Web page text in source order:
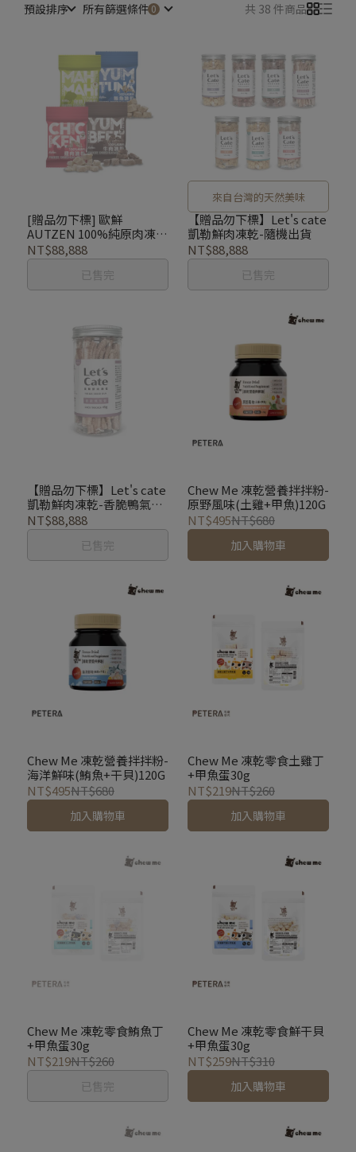
預設排序 所有篩選條件 共 38 件商品
[贈品勿下標] 歐鮮
AUTZEN 100%純原肉凍乾
(1包)口味隨機出貨
NT$88,888
已售完
來自台灣的天然美味
【贈品勿下標】Let's cate
凱勒鮮肉凍乾-隨機出貨
NT$88,888
已售完
【贈品勿下標】Let's cate
凱勒鮮肉凍乾-香脆鴨氣管
(數量有限贈完為止)
NT$88,888
已售完
Chew Me 凍乾營養拌拌粉-
原野風味(土雞+甲魚)120G
NT$495NT$680
加入購物車
Chew Me 凍乾營養拌拌粉-
海洋鮮味(鮪魚+干貝)120G
NT$495NT$680
加入購物車
Chew Me 凍乾零食土雞丁
+甲魚蛋30g
NT$219NT$260
加入購物車
Chew Me 凍乾零食鮪魚丁
+甲魚蛋30g
NT$219NT$260
已售完
Chew Me 凍乾零食鮮干貝
+甲魚蛋30g
NT$259NT$310
加入購物車